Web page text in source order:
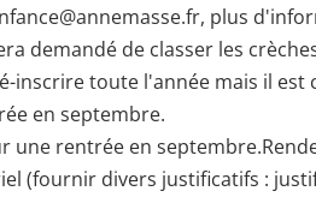
plus
demandé de classer les
inscrire toute l'année mais il est
en septembre.
une rentrée en
(fournir divers justificatifs :